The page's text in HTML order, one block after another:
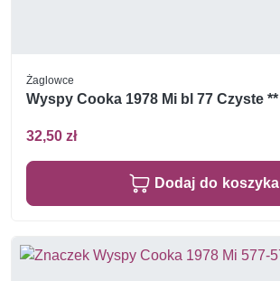
Żaglowce
Wyspy Cooka 1978 Mi bl 77 Czyste **
32,50 zł
Dodaj do koszyka